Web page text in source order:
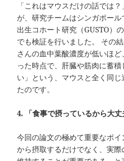
「これはマウスだけの話では
が、研究チームはシンガポー
出生コホート研究（GUSTO）
でも検証を行いました。 その
さんの血中葉酸濃度が低いほ
った時点で、肝臓や筋肉に蓄
い」という、マウスと全く同
たのです。
4. 「食事で摂っているから大
今回の論文の極めて重要なポ
から摂取するだけでなく、実